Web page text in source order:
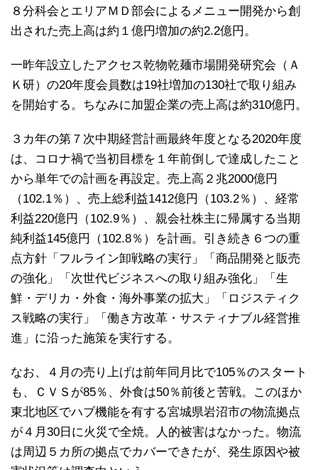
８分科会とエリアＭＤ部会によるメニュー開発から創
出された売上高は約１億円増加の約2.2億円。
一昨年設立したアクセス乾物乾麺市場開発研究会（Ａ
Ｋ研）の20年度会員数は19社増加の130社で取り組み
を開始する。ちなみに加盟企業の売上高は約310億円。
３カ年の第７次中期経営計画最終年度となる2020年度
は、コロナ禍で当初目標を１年前倒しで達成したこと
から単年での計画を再設定。売上高２兆2000億円
（102.1％）、売上総利益1412億円（103.2％）、経常
利益220億円（102.9％）、親会社株主に帰属する当期
純利益145億円（102.8％）を計画。引き続き６つの重
点方針「フルライン卸戦略の実行」「商品開発と販売
の強化」「次世代ビジネスへの取り組み強化」「生
鮮・デリカ・外食・海外事業の拡大」「ロジスティク
ス戦略の実行」「働き方改革・サスティナブル経営推
進」に沿った施策を実行する。
なお、４月の売り上げは前年同月比で105％のスタート
も、ＣＶＳが85％、外食は50％前後と苦戦。このほか
東北地区でハブ機能を有する宮城県岩沼市の物流拠点
が４月30日に火災で全焼。人的被害はなかった。物流
は周辺５カ所の拠点でカバーできたが、発生原因や被